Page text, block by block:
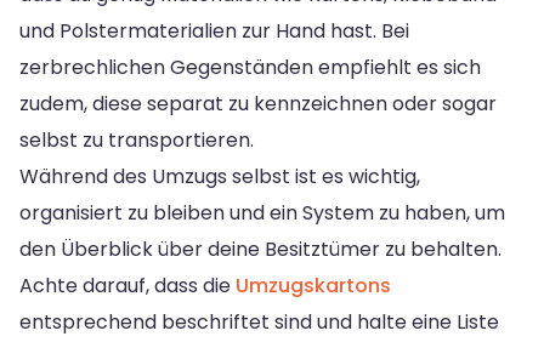
und Polstermaterialien zur Hand hast. Bei
zerbrechlichen Gegenständen empfiehlt es sich
zudem, diese separat zu kennzeichnen oder sogar
selbst zu transportieren.
Während des Umzugs selbst ist es wichtig,
organisiert zu bleiben und ein System zu haben, um
den Überblick über deine Besitztümer zu behalten.
Achte darauf, dass die Umzugskartons
entsprechend beschriftet sind und halte eine Liste